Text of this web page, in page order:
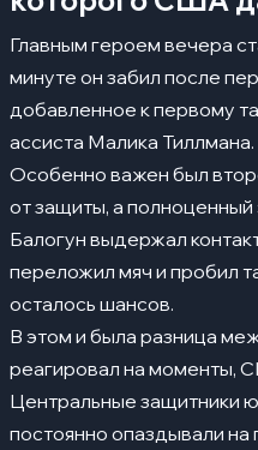
Главным героем вечера
минуте он забил после
добавленное к первому
ассиста Малика Тиллмана.
Особенно важен был
от защиты, а полноценный
Балогун выдержал
переложил мяч и пробил
осталось шансов.
В этом и была разница
реагировал на моменты,
Центральные защитники
постоянно опаздывали на